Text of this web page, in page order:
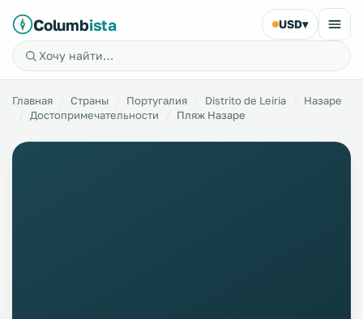
Columbista USD▾
Главная Страны Португалия Distrito de Leiria
Назаре
Достопримечательности
Пляж Назаре